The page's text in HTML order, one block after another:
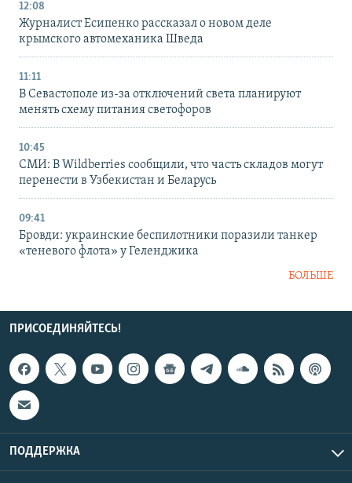
12:08
Журналист Есипенко рассказал о новом деле
крымского автомеханика Шведа
11:11
В Севастополе из-за отключений света планируют
менять схему питания светофоров
10:45
СМИ: В Wildberries сообщили, что часть складов могут
перенести в Узбекистан и Беларусь
09:41
Бровди: украинские беспилотники поразили танкер
«теневого флота» у Геленджика
БОЛЬШЕ
ПРИСОЕДИНЯЙТЕСЬ!
ПОДДЕРЖКА